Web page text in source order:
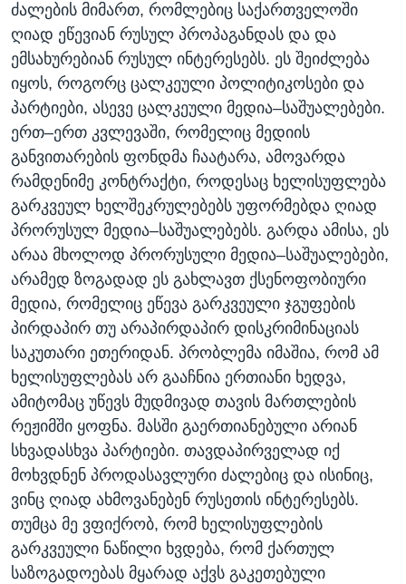
ძალების მიმართ, რომლებიც საქართველოში
ღიად ეწევიან რუსულ პროპაგანდას და და
ემსახურებიან რუსულ ინტერესებს. ეს შეიძლება
იყოს, როგორც ცალკეული პოლიტიკოსები და
პარტიები, ასევე ცალკეული მედია–საშუალებები.
ერთ–ერთ კვლევაში, რომელიც მედიის
განვითარების ფონდმა ჩაატარა, ამოვარდა
რამდენიმე კონტრაქტი, როდესაც ხელისუფლება
გარკვეულ ხელშეკრულებებს უფორმებდა ღიად
პრორუსულ მედია–საშუალებებს. გარდა ამისა, ეს
არაა მხოლოდ პრორუსული მედია–საშუალებები,
არამედ ზოგადად ეს გახლავთ ქსენოფობიური
მედია, რომელიც ეწევა გარკვეული ჯგუფების
პირდაპირ თუ არაპირდაპირ დისკრიმინაციას
საკუთარი ეთერიდან. პრობლემა იმაშია, რომ ამ
ხელისუფლებას არ გააჩნია ერთიანი ხედვა,
ამიტომაც უწევს მუდმივად თავის მართლების
რეჟიმში ყოფნა. მასში გაერთიანებული არიან
სხვადასხვა პარტიები. თავდაპირველად იქ
მოხვდნენ პროდასავლური ძალებიც და ისინიც,
ვინც ღიად ახმოვანებენ რუსეთის ინტერესებს.
თუმცა მე ვფიქრობ, რომ ხელისუფლების
გარკვეული ნაწილი ხვდება, რომ ქართულ
საზოგადოებას მყარად აქვს გაკეთებული